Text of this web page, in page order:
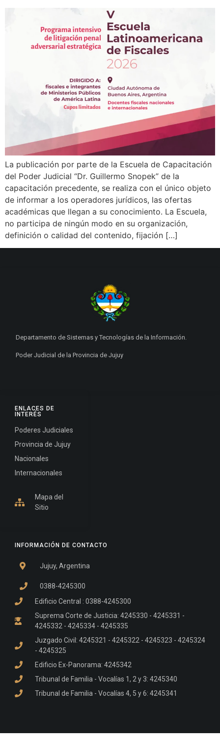
La publicación por parte de la Escuela de Capacitación
del Poder Judicial “Dr. Guillermo Snopek” de la
capacitación precedente, se realiza con el único objeto
de informar a los operadores jurídicos, las ofertas
académicas que llegan a su conocimiento. La Escuela,
no participa de ningún modo en su organización,
definición o calidad del contenido, fijación […]
INFORMACIÓN DE CONTACTO
Jujuy, Argentina
0388-4245300
Edificio Central : 0388-4245300
Suprema Corte de Justicia: 4245330 - 4245331 -
4245332 - 4245334 - 4245335
Juzgado Civil: 4245321 - 4245322 - 4245323 - 4245324
- 4245325
Edificio Ex-Panorama: 4245342
Tribunal de Familia - Vocalías 1, 2 y 3: 4245340
Tribunal de Familia - Vocalías 4, 5 y 6: 4245341
ENLACES DE
INTERÉS
Poderes Judiciales
Provincia de Jujuy
Nacionales
Internacionales
Mapa del
Sitio
Departamento de Sistemas y Tecnologías de la Información.
Poder Judicial de la Provincia de Jujuy